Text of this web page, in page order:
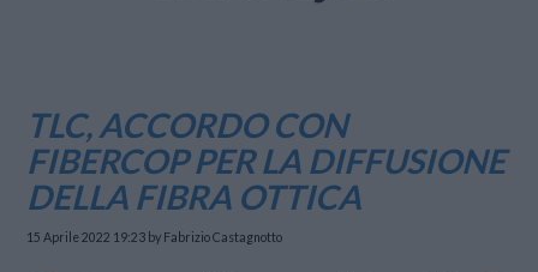
TLC, ACCORDO CON
FIBERCOP PER LA DIFFUSIONE
DELLA FIBRA OTTICA
15 Aprile 2022 19:23 by Fabrizio Castagnotto